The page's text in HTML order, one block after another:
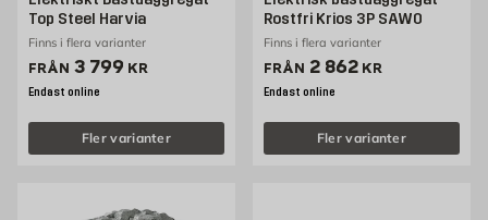
Top Steel Harvia
Finns i flera varianter
FRÅN Pris 3799 kr
3 799 KR
Endast online
Fler varianter
Rostfri Krios 3P SAWO
Finns i flera varianter
FRÅN Pris 2862 kr
2 862 KR
Endast online
Fler varianter